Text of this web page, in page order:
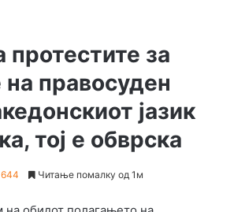
протестите за
правосуден
јазик
тој е обврска
644 Читање помалку од 1м